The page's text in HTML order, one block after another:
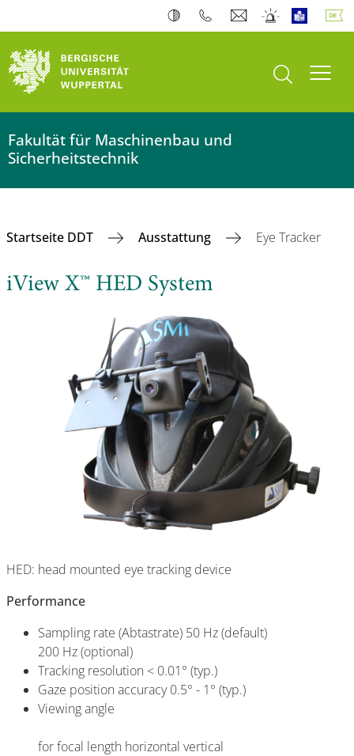
Suche öffnen
Fakultät für Maschinenbau und
Sicherheitstechnik
Startseite DDT Ausstattung Eye Tracker
iView X™ HED System
HED: head mounted eye tracking device
Performance
Sampling rate (Abtastrate) 50 Hz (default)
200 Hz (optional)
Tracking resolution < 0.01° (typ.)
Gaze position accuracy 0.5° - 1° (typ.)
Viewing angle
for focal length horizontal vertical